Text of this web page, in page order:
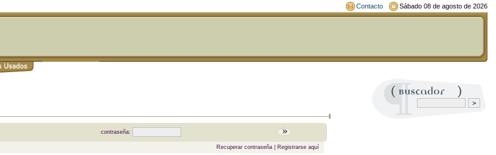
Contacto Sábado 08 de agosto de 2026
contraseña:
Recuperar contraseña| Registrarse aquí